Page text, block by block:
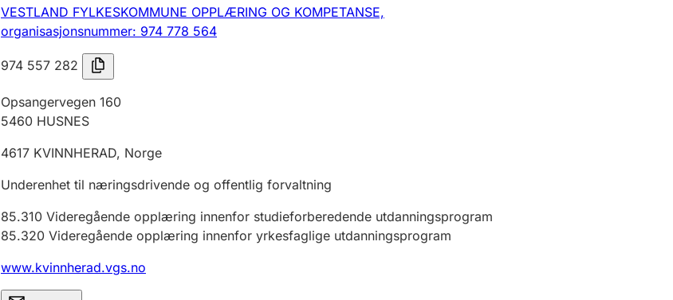
VESTLAND FYLKESKOMMUNE OPPLÆRING OG KOMPETANSE,
organisasjonsnummer: 974 778 564
974 557 282
Opsangervegen 160
5460 HUSNES
4617 KVINNHERAD, Norge
Underenhet til næringsdrivende og offentlig forvaltning
85.310 Videregående opplæring innenfor studieforberedende utdanningsprogram
85.320 Videregående opplæring innenfor yrkesfaglige utdanningsprogram
www.kvinnherad.vgs.no